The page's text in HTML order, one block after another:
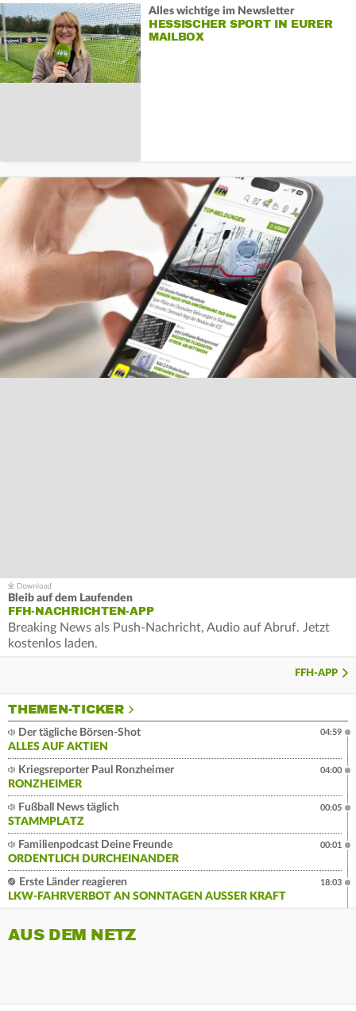
Alles wichtige im Newsletter
HESSISCHER SPORT IN EURER
MAILBOX
Bleib auf dem Laufenden
FFH-NACHRICHTEN-APP
Breaking News als Push-Nachricht, Audio auf Abruf. Jetzt
kostenlos laden.
FFH-APP
THEMEN-TICKER
Der tägliche Börsen-Shot
ALLES AUF AKTIEN
04:59
Kriegsreporter Paul Ronzheimer
RONZHEIMER
04:00
Fußball News täglich
STAMMPLATZ
00:05
Familienpodcast Deine Freunde
ORDENTLICH DURCHEINANDER
00:01
Erste Länder reagieren
LKW-FAHRVERBOT AN SONNTAGEN AUSSER KRAFT
18:03
AUS DEM NETZ